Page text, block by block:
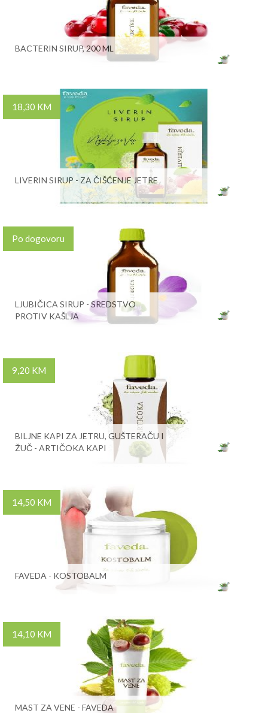
BACTERIN SIRUP, 200 ML
18,30 KM
LIVERIN SIRUP - ZA ČIŠĆENJE JETRE
Po dogovoru
LJUBIČICA SIRUP - SREDSTVO
PROTIV KAŠLJA
9,20 KM
BILJNE KAPI ZA JETRU, GUŠTERAČU I
ŽUČ - ARTIČOKA KAPI
14,50 KM
FAVEDA - KOSTOBALM
14,10 KM
MAST ZA VENE - FAVEDA